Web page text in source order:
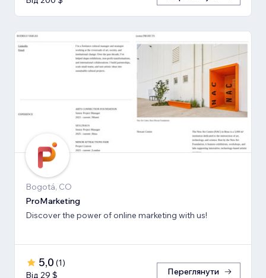
Bogotá, CO
ProMarketing
Discover the power of online marketing with us!
5,0 (1)
Від 29 $
Переглянути